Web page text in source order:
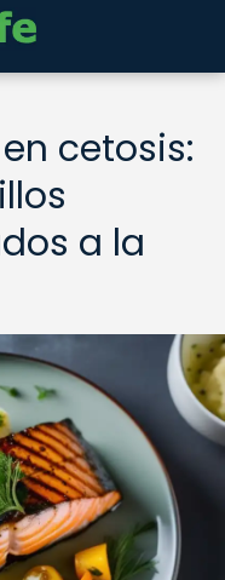
cetosis:
a la